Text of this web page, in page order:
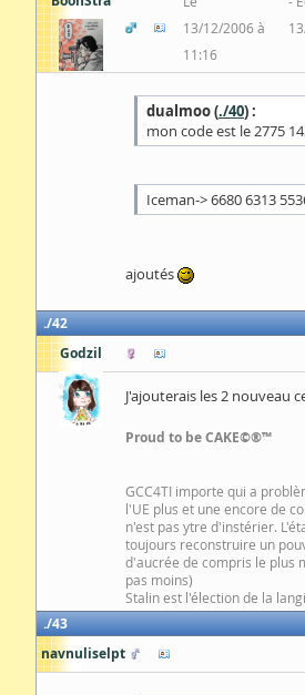
13/12/2006 à
11:16
dualmoo (./40) :
mon code est le 2775
Iceman-> 6680 6313
ajoutés
42
Godzil
J'ajouterais les 2 nouveau
Proud to be CAKE©®™
GCC4TI importe qui a
l'UE plus et une encore de
n'est pas ytre d'instérier.
toujours reconstruire un
d'aucrée de compris le plus
pas moins)
Stalin est l'élection de la
43
navnuliselpt